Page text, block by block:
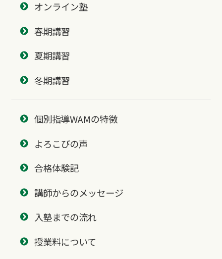
オンライン塾
春期講習
夏期講習
冬期講習
個別指導WAMの特徴
よろこびの声
合格体験記
講師からのメッセージ
入塾までの流れ
授業料について